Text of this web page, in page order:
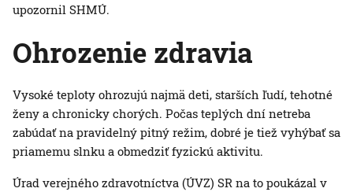
upozornil SHMÚ.
Ohrozenie zdravia
Vysoké teploty ohrozujú najmä deti, starších ľudí, tehotné
ženy a chronicky chorých. Počas teplých dní netreba
zabúdať na pravidelný pitný režim, dobré je tiež vyhýbať sa
priamemu slnku a obmedziť fyzickú aktivitu.
Úrad verejného zdravotníctva (ÚVZ) SR na to poukázal v